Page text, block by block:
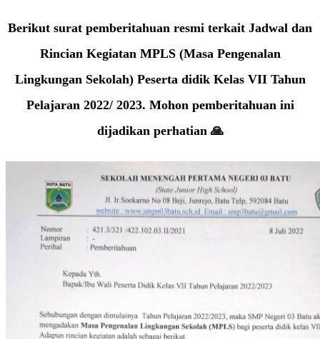
Berikut surat pemberitahuan resmi terkait Jadwal dan
Rincian Kegiatan MPLS (Masa Pengenalan
Lingkungan Sekolah) Peserta didik Kelas VII Tahun
Pelajaran 2022/ 2023. Mohon pemberitahuan ini
dijadikan perhatian 🙏